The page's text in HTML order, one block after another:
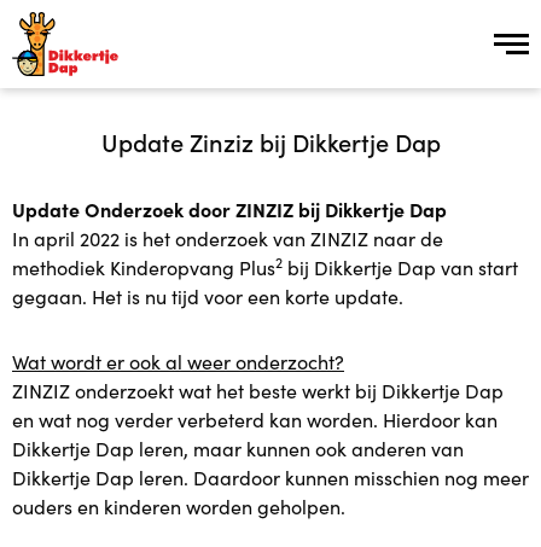
Inschrijven
Over ons
Over ons
Kinderopvang Plus in 15 stappen
Vacatures
Update Zinziz bij Dikkertje Dap
Update Onderzoek door ZINZIZ bij Dikkertje Dap
In april 2022 is het onderzoek van ZINZIZ naar de
methodiek Kinderopvang Plus2 bij Dikkertje Dap van start
gegaan. Het is nu tijd voor een korte update.
Wat wordt er ook al weer onderzocht?
ZINZIZ onderzoekt wat het beste werkt bij Dikkertje Dap
en wat nog verder verbeterd kan worden. Hierdoor kan
Dikkertje Dap leren, maar kunnen ook anderen van
Dikkertje Dap leren. Daardoor kunnen misschien nog meer
ouders en kinderen worden geholpen.